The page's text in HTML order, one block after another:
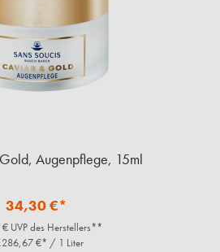
Augenpflege, 15ml
34,30 €*
UVP des Herstellers**
€* / 1 Liter